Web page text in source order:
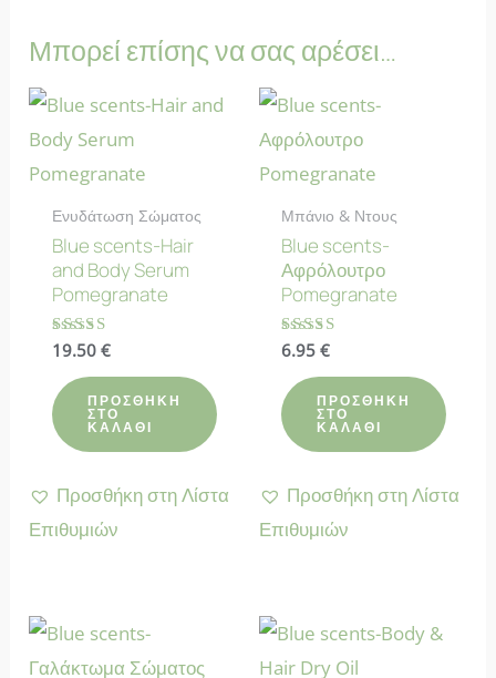
Μπορεί επίσης να σας αρέσει…
Ενυδάτωση Σώματος
Blue scents-Hair
and Body Serum
Pomegranate
Βαθμολογήθηκε
5.00
από 5
19.50 €
ΠΡΟΣΘΉΚΗ
ΣΤΟ
ΚΑΛΆΘΙ
Προσθήκη στη Λίστα
Επιθυμιών
Μπάνιο & Ντους
Blue scents-
Αφρόλουτρο
Pomegranate
Βαθμολογήθηκε
4.50
από 5
6.95€
ΠΡΟΣΘΉΚΗ
ΣΤΟ
ΚΑΛΆΘΙ
Προσθήκη στη Λίστα
Επιθυμιών